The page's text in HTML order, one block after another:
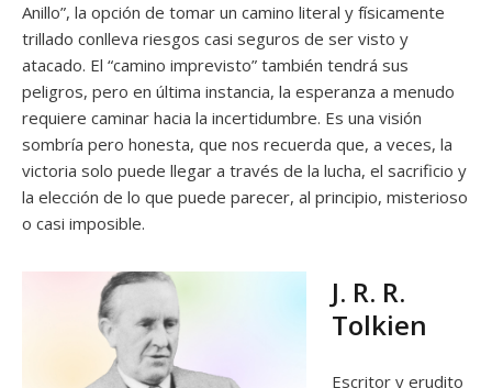
Anillo”, la opción de tomar un camino literal y físicamente
trillado conlleva riesgos casi seguros de ser visto y
atacado. El “camino imprevisto” también tendrá sus
peligros, pero en última instancia, la esperanza a menudo
requiere caminar hacia la incertidumbre. Es una visión
sombría pero honesta, que nos recuerda que, a veces, la
victoria solo puede llegar a través de la lucha, el sacrificio y
la elección de lo que puede parecer, al principio, misterioso
o casi imposible.
J. R. R.
Tolkien
Escritor y erudito